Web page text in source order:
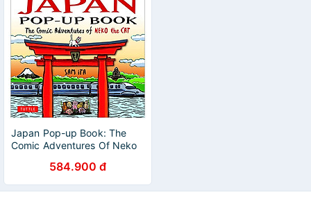
Japan Pop-up Book: The
Comic Adventures Of Neko
Famous Sights From Kyoto
To Kamakura)
584.900 đ